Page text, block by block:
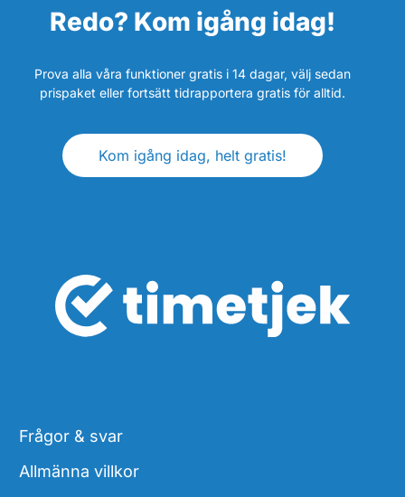
Redo? Kom igång idag!
Prova alla våra funktioner gratis i 14 dagar, välj sedan
prispaket eller fortsätt tidrapportera gratis för alltid.
Kom igång idag, helt gratis!
Frågor & svar
Allmänna villkor